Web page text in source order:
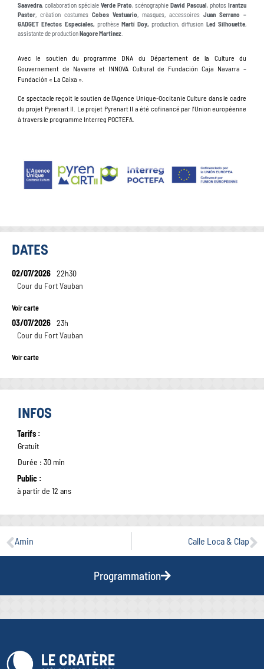
Saavedra , collaboration spéciale Verde Prato , scénographie David Pascual , photos Irantzu
Pastor , création costumes Cobos Vestuario , masques, accessoires Juan Serrano –
GADGET Efectos Especiales, prothèseMartí Doy,production, diffusion Led Silhouette
assistante de productionNagore Martinez
Avec le soutien du programme DNA du Département de la Culture du
Gouvernement de Navarre et INNOVA Cultural de Fundación Caja Navarra –
Fundación « La Caixa ».
Ce spectacle reçoit le soutien de l’Agence Unique-Occitanie Culture dans le cadre
du projet Pyrenart II. Le projet Pyrenart II a été cofinancé par l’Union européenne
à travers le programme Interreg POCTEFA.
DATES
02/07/2026 22h30
Cour du Fort Vauban
Voir carte
03/07/2026 23h
Cour du Fort Vauban
Voir carte
INFOS
Tarifs :
Gratuit
Durée : 30 min
Public :
à partir de 12 ans
Calle Loca & Clap
Amin
Programmation